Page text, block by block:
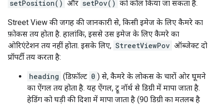
setPosition() और setPov() को कॉल किया जा सकता है.
Street View की जगह की जानकारी से, किसी इमेज के लिए कैमरे का
फ़ोकस तय होता है. हालांकि, इससे उस इमेज के लिए कैमरे का
ओरिएंटेशन तय नहीं होता. इसके लिए, StreetViewPov ऑब्जेक्ट दो
प्रॉपर्टी तय करता है:
heading (डिफ़ॉल्ट 0 ) से, कैमरे के लोकस के चारों ओर घूमने
का ऐंगल तय होता है. यह ऐंगल, ट्रू नॉर्थ से डिग्री में मापा जाता है.
हेडिंग को घड़ी की दिशा में मापा जाता है (90 डिग्री का मतलब है